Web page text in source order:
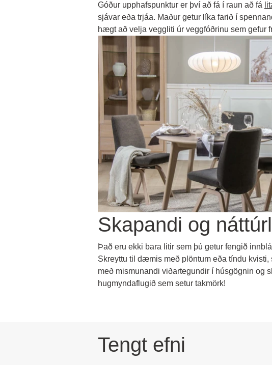
Góður upphafspunktur er því að fá í raun að fá
sjávar eða trjáa. Maður getur líka farið í
hægt að velja veggliti úr veggfóðrinu sem gefur
Skapandi og
Það eru ekki bara litir sem þú getur fengið
Skreyttu til dæmis með plöntum eða tíndu
með mismunandi viðartegundir í húsgögnin og
hugmyndaflugið sem setur takmörk!
Tengt efni